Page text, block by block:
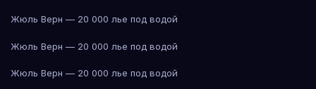
Жюль Верн — 20 000 лье под водой
Жюль Верн — 20 000 лье под водой
Жюль Верн — 20 000 лье под водой